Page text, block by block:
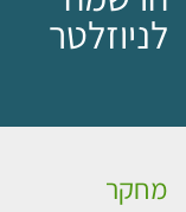
לניוזלטר
מחקר